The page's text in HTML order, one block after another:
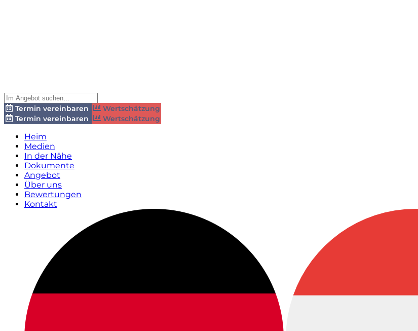
Termin vereinbaren
Wertschätzung
Termin vereinbaren
Wertschätzung
Heim
Medien
In der Nähe
Dokumente
Angebot
Über uns
Bewertungen
Kontakt